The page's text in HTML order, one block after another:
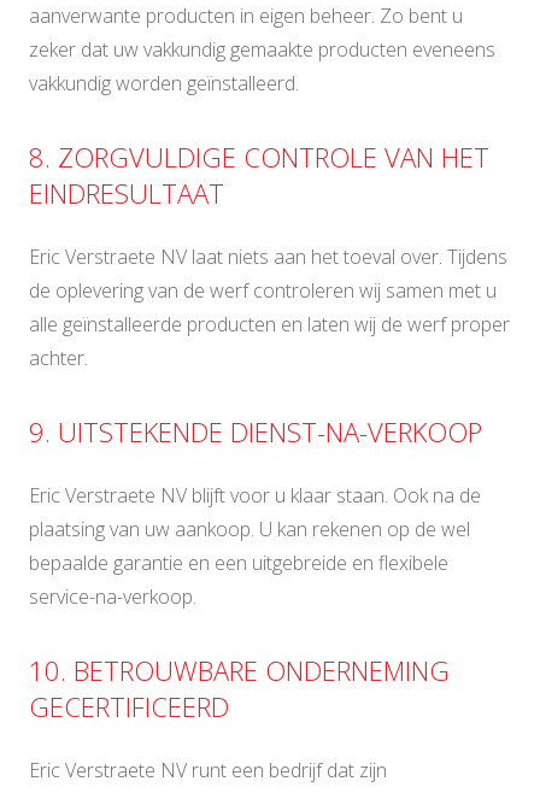
aanverwante producten in eigen beheer. Zo bent u
zeker dat uw vakkundig gemaakte producten eveneens
vakkundig worden geïnstalleerd.
8. ZORGVULDIGE CONTROLE VAN HET
EINDRESULTAAT
Eric Verstraete NV laat niets aan het toeval over. Tijdens
de oplevering van de werf controleren wij samen met u
alle geïnstalleerde producten en laten wij de werf proper
achter.
9. UITSTEKENDE DIENST-NA-VERKOOP
Eric Verstraete NV blijft voor u klaar staan. Ook na de
plaatsing van uw aankoop. U kan rekenen op de wel
bepaalde garantie en een uitgebreide en flexibele
service-na-verkoop.
10. BETROUWBARE ONDERNEMING
GECERTIFICEERD
Eric Verstraete NV runt een bedrijf dat zijn